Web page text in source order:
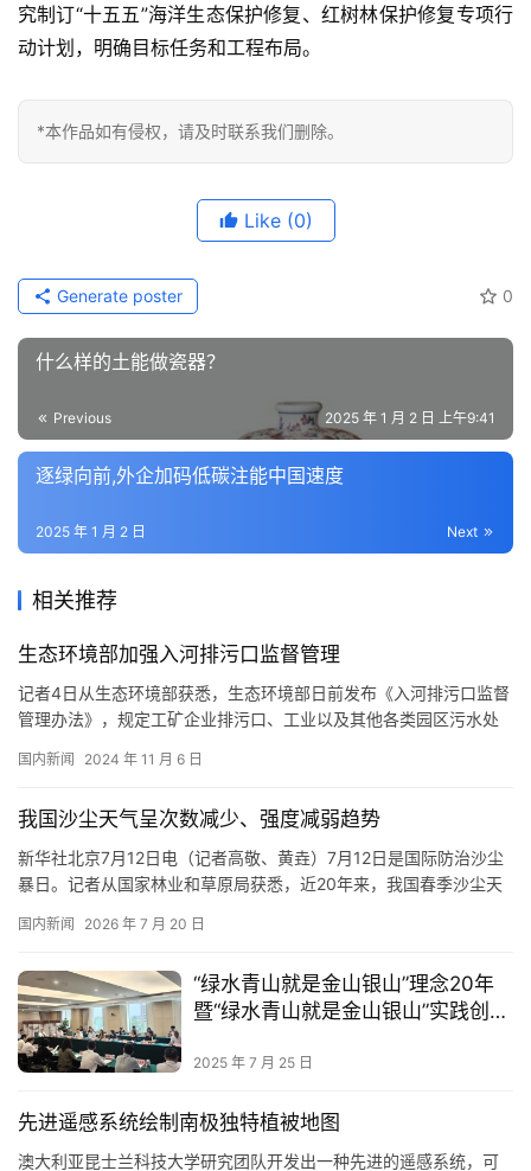
究制订“十五五”海洋生态保护修复、红树林保护修复专项行
动计划，明确目标任务和工程布局。
*本作品如有侵权，请及时联系我们删除。
Like (0)
0
Generate poster
什么样的土能做瓷器？
Previous 2025 年 1 月 2 日 上午9:41
逐绿向前,外企加码低碳注能中国速度
Next
2025 年 1 月 2 日
相关推荐
生态环境部加强入河排污口监督管理
记者4日从生态环境部获悉，生态环境部日前发布《入河排污口监督
管理办法》，规定工矿企业排污口、工业以及其他各类园区污水处
准的，禁止通过上述入河排污口排放污水；其他的入河排污口，应
环境主管部门负责全国入河排污口信息化管理工作，组织建立并动
态更新入…
国内新闻 2024 年 11 月 6 日
我国沙尘天气呈次数减少、强度减弱趋势
新华社北京7月12日电（记者高敬、黄垚）7月12日是国际防治沙尘
暴日。记者从国家林业和草原局获悉，近20年来，我国春季沙尘天
近年的9.6次。 沙尘暴是我国北方地区常见的灾害性天气，是一种自
沙尘天气过程。 近年来，我国坚持山水林田湖草沙一体…
国内新闻 2026 年 7 月 20 日
“绿水青山就是金山银山”理念20年
暨“绿水青山就是金山银山”实践创新
2025 年 7 月 25 日
先进遥感系统绘制南极独特植被地图
澳大利亚昆士兰科技大学研究团队开发出一种先进的遥感系统，可